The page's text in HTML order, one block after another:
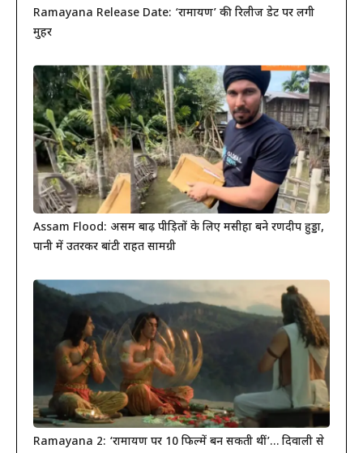
Ramayana Release Date: ‘रामायण’ की रिलीज डेट पर लगी
मुहर
Assam Flood: असम बाढ़ पीड़ितों के लिए मसीहा बने रणदीप हुड्डा,
पानी में उतरकर बांटी राहत सामग्री
Ramayana 2: ‘रामायण पर 10 फिल्में बन सकती थीं’… दिवाली से